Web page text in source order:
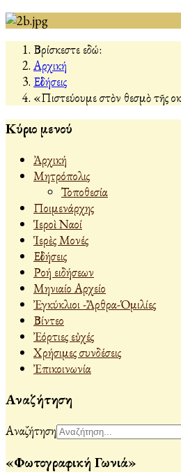
Βρίσκεστε εδώ:
Αρχική
Εἰδήσεις
«Πιστεύουμε στὸν θεσμὸ τῆς
Κύριο μενού
Ἀρχική
Μητρόπολις
Τοποθεσία
Ποιμενάρχης
Ἱεροὶ Ναοί
Ἱερὲς Μονές
Εἰδήσεις
Ροή ειδήσεων
Μηνιαίο Αρχείο
Ἐγκύκλιοι -Ἄρθρα-Ὁμιλίες
Βίντεο
Ἐόρτιες εὐχές
Χρήσιμες συνδέσεις
Ἐπικοινωνία
Αναζήτηση
Αναζήτηση
«Φωτογραφική Γωνιά»